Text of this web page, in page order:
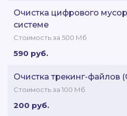
Очистка цифрового
системе
Стоимость за 500 Мб
590 руб.
Очистка трекинг-файлов
Стоимость за 100 Мб
200 руб.